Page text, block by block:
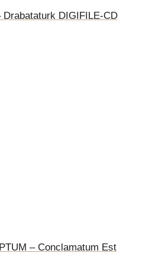
Drabataturk DIGIFILE-CD
– Conclamatum Est